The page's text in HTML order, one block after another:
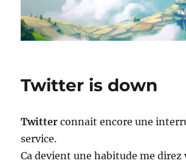
Twitter is down
Twitterconnait encore une
service.
Ca devient une habitude me direz